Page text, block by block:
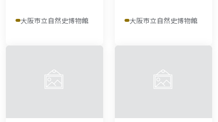
大阪市立自然史博物館 大阪市立自然史博物館